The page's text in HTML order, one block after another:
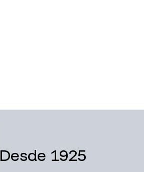
Desde 1925